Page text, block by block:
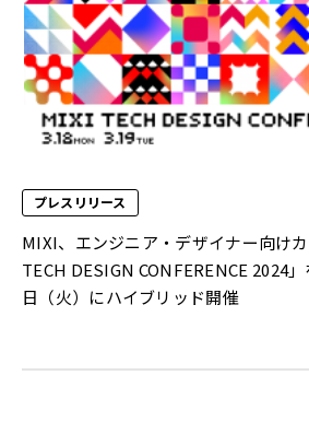
プレスリリース
MIXI、エンジニア・デザイナー向け
TECH DESIGN CONFERENCE 2024
日（火）にハイブリッド開催